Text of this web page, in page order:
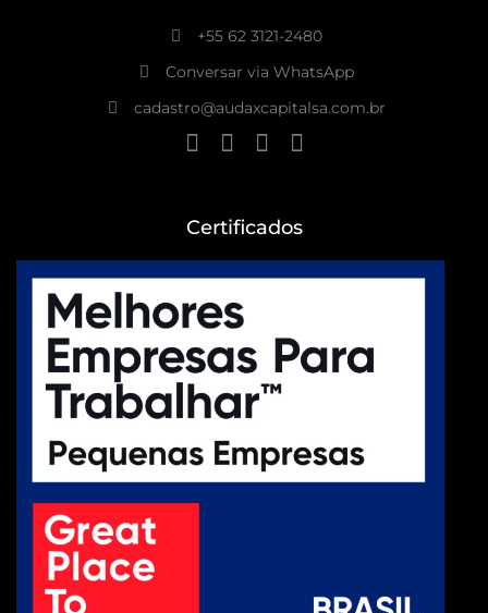
+55 62 3121-2480
Conversar via WhatsApp
cadastro@audaxcapitalsa.com.br
Certificados